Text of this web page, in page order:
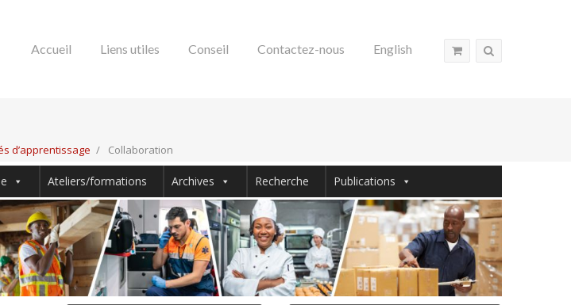
Accueil Liens utiles Conseil Contactez-nous English
d’apprentissage Collaboration
Ateliers/formations Archives Recherche Publications